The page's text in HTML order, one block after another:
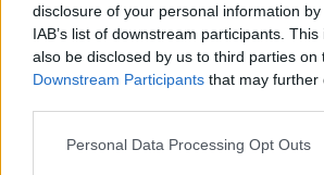
disclosure of your personal information
IAB’s list of downstream participants.
also be disclosed by us to third parties on
Downstream Participants that may further
Please note that this website/app uses
Personal Data Processing Opt Outs
Continua a leggere